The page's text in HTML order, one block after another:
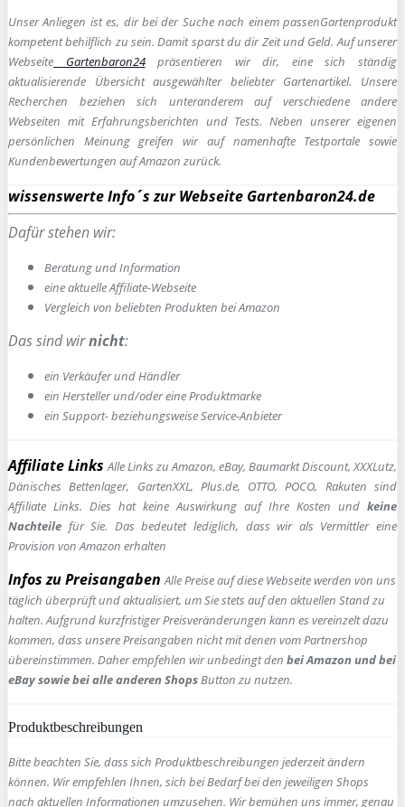
Unser Anliegen ist es, dir bei der Suche nach einem passenGartenprodukt
kompetent behilflich zu sein.Damit sparst du dir Zeit und Geld. Auf unserer
Webseite Gartenbaron24präsentieren wir dir, eine sich ständig
aktualisierende Übersicht ausgewählter beliebter Gartenartikel. Unsere
Recherchen beziehen sich unteranderem auf verschiedene andere
Webseiten mit Erfahrungsberichten und Tests. Neben unserer eigenen
persönlichen Meinung greifen wir auf namenhafte Testportale sowie
Kundenbewertungen auf Amazon zurück.
wissenswerte Info´s zur Webseite Gartenbaron24.de
Dafür stehen wir:
Beratung und Information
eine aktuelle Affiliate-Webseite
Vergleich von beliebten Produkten bei Amazon
Das sind wirnicht:
ein Verkäufer und Händler
ein Hersteller und/oder eine Produktmarke
ein Support- beziehungsweise Service-Anbieter
Affiliate Links Alle Links zu Amazon, eBay, Baumarkt Discount, XXXLutz,
Dänisches Bettenlager, GartenXXL, Plus.de, OTTO, POCO, Rakuten sind
Affiliate Links. Dies hat keine Auswirkung auf Ihre Kosten und keine
Nachteile für Sie. Das bedeutet lediglich, dass wir als Vermittler eine
Provision von Amazon erhalten
Infos zu Preisangaben Alle Preise auf diese Webseite werden von uns
täglich überprüft und aktualisiert, um Sie stets auf den aktuellen Stand zu
halten. Aufgrund kurzfristiger Preisveränderungen kann es vereinzelt dazu
kommen, dass unsere Preisangaben nicht mit denen vom Partnershop
übereinstimmen. Daher empfehlen wir unbedingt den bei Amazon und bei
eBay sowie bei alle anderen ShopsButton zu nutzen.
Produktbeschreibungen
Bitte beachten Sie, dass sich Produktbeschreibungen jederzeit ändern
können. Wir empfehlen Ihnen, sich bei Bedarf bei den jeweiligen Shops
nach aktuellen Informationen umzusehen. Wir bemühen uns immer, genau